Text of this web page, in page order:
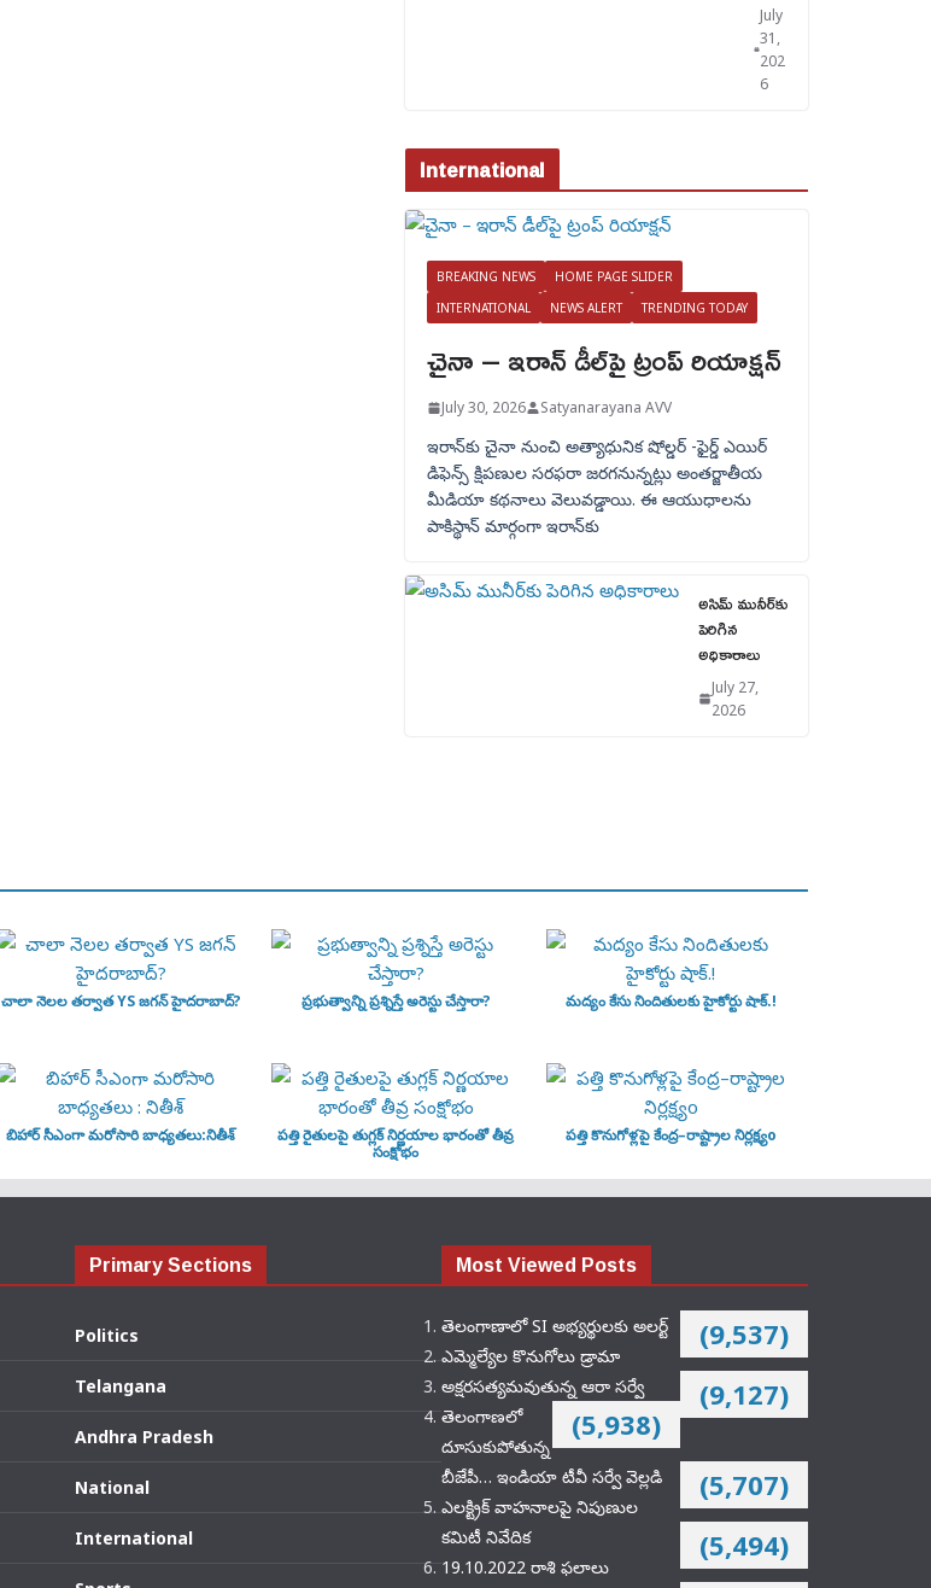
July
31,
202
6
International
BREAKING NEWS
HOME PAGE SLIDER
INTERNATIONAL
NEWS ALERT TRENDING TODAY
చైనా – ఇరాన్ డీల్‌పై ట్రంప్ రియాక్షన్
July 30, 2026 Satyanarayana AVV
ఇరాన్‌కు చైనా నుంచి అత్యాధునిక షోల్డర్‌ -ఫైర్డ్ ఎయిర్
డిఫెన్స్ క్షిపణుల సరఫరా జరగనున్నట్లు అంతర్జాతీయ
మీడియా కథనాలు వెలువడ్డాయి. ఈ ఆయుధాలను
పాకిస్థాన్‌ మార్గంగా ఇరాన్‌కు
అసిమ్ మునీర్‌కు
పెరిగిన
అధికారాలు
July 27,
2026
చాలా నెలల తర్వాత YS జగన్ హైదరాబాద్?
ప్రభుత్వాన్ని ప్రశ్నిస్తే అరెస్టు చేస్తారా? మద్యం కేసు నిందితులకు హైకోర్టు షాక్.!
బిహార్ సీఎంగా మరోసారి బాధ్యతలు:నితీశ్
పత్తి రైతులపై తుగ్లక్‌ నిర్ణయాల భారంతో తీవ్ర
సంక్షోభం
పత్తి కొనుగోళ్లపై కేంద్ర–రాష్ట్రాల నిర్లక్ష్యo
Primary Sections
Politics
Telangana
Andhra Pradesh
National
International
Most Viewed Posts
తెలంగాణాలో SI అభ్యర్థులకు అలర్ట్ (9,537)
ఎమ్మెల్యేల కొనుగోలు డ్రామా
(9,127)
అక్షరసత్యమవుతున్న ఆరా సర్వే
(5,938)
తెలంగాణలో
దూసుకుపోతున్న
బీజేపీ… ఇండియా టీవీ సర్వే వెల్లడి
(5,707)
ఎలక్ట్రిక్‌ వాహనాలపై నిపుణుల
కమిటీ నివేదిక
(5,494)
19.10.2022 రాశి ఫలాలు